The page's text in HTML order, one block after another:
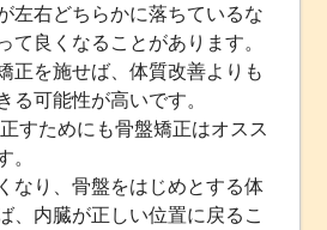
左右どちらかに落ちているな
て良くなることがあります。
正を施せば、体質改善よりも
る可能性が高いです。
すためにも骨盤矯正はオスス
。
なり、骨盤をはじめとする体
、内臓が正しい位置に戻るこ